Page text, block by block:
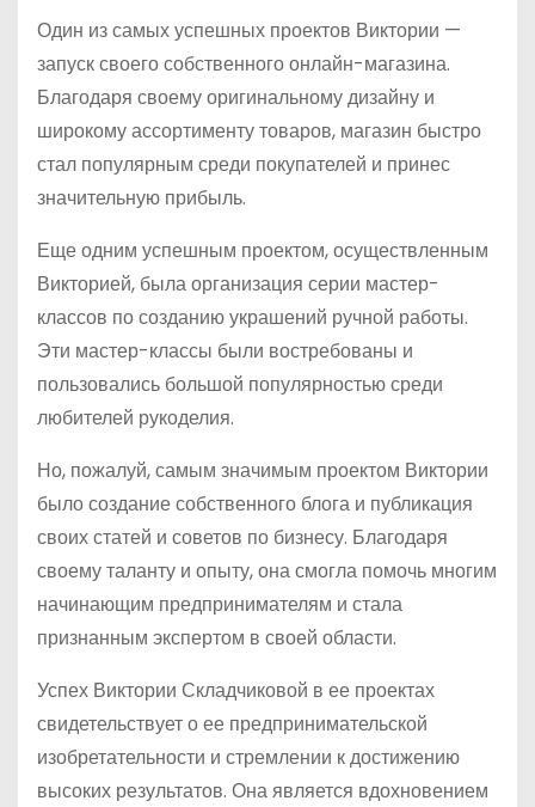
Один из самых успешных проектов Виктории —
запуск своего собственного онлайн-магазина.
Благодаря своему оригинальному дизайну и
широкому ассортименту товаров, магазин быстро
стал популярным среди покупателей и принес
значительную прибыль.
Еще одним успешным проектом, осуществленным
Викторией, была организация серии мастер-
классов по созданию украшений ручной работы.
Эти мастер-классы были востребованы и
пользовались большой популярностью среди
любителей рукоделия.
Но, пожалуй, самым значимым проектом Виктории
было создание собственного блога и публикация
своих статей и советов по бизнесу. Благодаря
своему таланту и опыту, она смогла помочь многим
начинающим предпринимателям и стала
признанным экспертом в своей области.
Успех Виктории Складчиковой в ее проектах
свидетельствует о ее предпринимательской
изобретательности и стремлении к достижению
высоких результатов. Она является вдохновением